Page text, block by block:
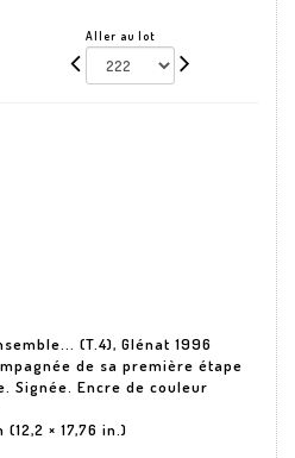
Aller au lot
(T.4), Glénat 1996
de sa première étape
Signée. Encre de couleur
(12,2 × 17,76 in.)